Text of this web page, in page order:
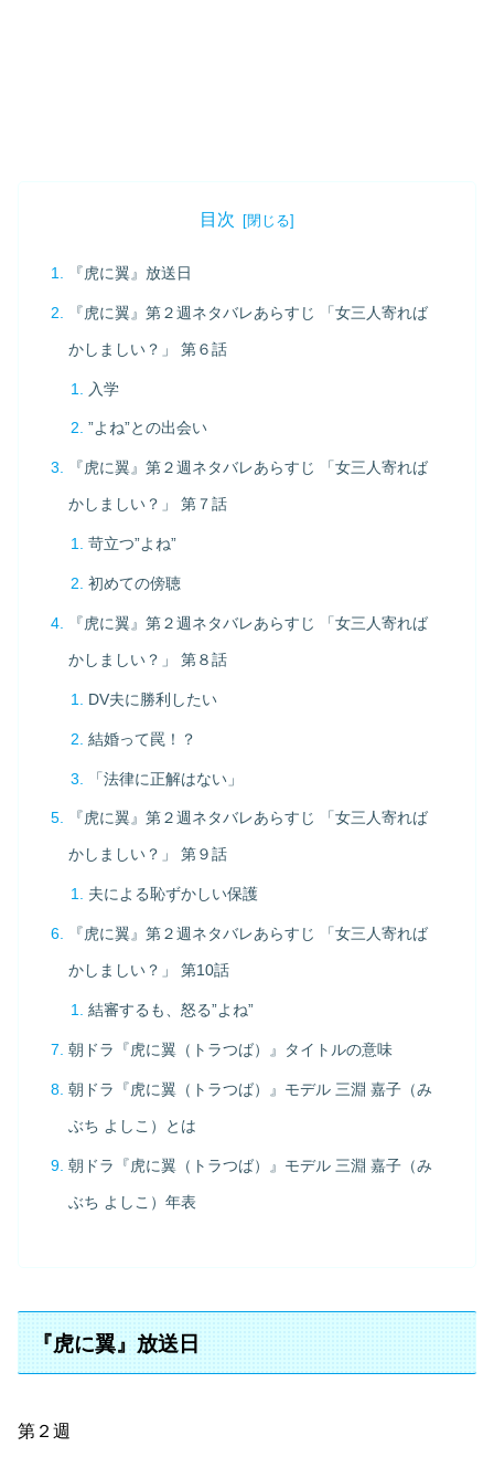
目次
『虎に翼』放送日
『虎に翼』第２週ネタバレあらすじ 「女三人寄れば
かしましい？」 第６話
入学
”よね”との出会い
『虎に翼』第２週ネタバレあらすじ 「女三人寄れば
かしましい？」 第７話
苛立つ”よね”
初めての傍聴
『虎に翼』第２週ネタバレあらすじ 「女三人寄れば
かしましい？」 第８話
DV夫に勝利したい
結婚って罠！？
「法律に正解はない」
『虎に翼』第２週ネタバレあらすじ 「女三人寄れば
かしましい？」 第９話
夫による恥ずかしい保護
『虎に翼』第２週ネタバレあらすじ 「女三人寄れば
かしましい？」 第10話
結審するも、怒る”よね”
朝ドラ『虎に翼（トラつば）』タイトルの意味
朝ドラ『虎に翼（トラつば）』モデル 三淵 嘉子（み
ぶち よしこ）とは
朝ドラ『虎に翼（トラつば）』モデル 三淵 嘉子（み
ぶち よしこ）年表
『虎に翼』放送日
第２週